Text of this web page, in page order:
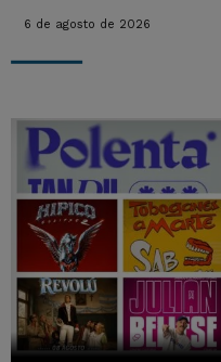
6 de agosto de 2026